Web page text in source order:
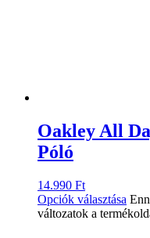
Oakley All
Póló
14.990 Ft
Opciók választása
változatok a